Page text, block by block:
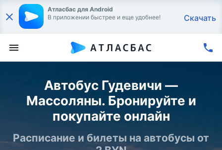
Атласбас для Android
В приложении быстрее и еще удобнее!
Скачать
Автобус Гудевичи —
Массоляны. Бронируйте и
покупайте онлайн
Расписание и билеты на автобусы от